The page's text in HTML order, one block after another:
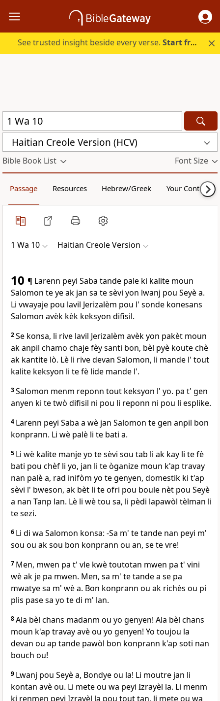
See trusted insight beside every verse.Start free.
Haitian Creole Version (HCV)
Bible Book List Font Size
Passage Resources Hebrew/Greek Your Content
1 Wa 10 Haitian Creole Version
10 ¶ Larenn peyi Saba tande pale ki kalite moun
Salomon te ye ak jan sa te sèvi yon lwanj pou Seyè a.
Li vwayaje pou lavil Jerizalèm pou l' sonde konesans
Salomon avèk kèk keksyon difisil.
2Se konsa, li rive lavil Jerizalèm avèk yon pakèt moun
ak anpil chamo chaje fèy santi bon, bèl pyè koute chè
ak kantite lò. Lè li rive devan Salomon, li mande l' tout
kalite keksyon li te fè lide mande l'.
3Salomon menm reponn tout keksyon l' yo. pa t' gen
anyen ki te twò difisil ni pou li reponn ni pou li esplike.
4 Larenn peyi Saba a wè jan Salomon te gen anpil bon
konprann. Li wè palè li te bati a.
5 Li wè kalite manje yo te sèvi sou tab li ak kay li te fè
bati pou chèf li yo, jan li te òganize moun k'ap travay
nan palè a, rad inifòm yo te genyen, domestik ki t'ap
sèvi l' bweson, ak bèt li te ofri pou boule nèt pou Seyè
a nan Tanp lan. Lè li wè tou sa, li pèdi lapawòl tèlman li
te sezi.
6 Li di wa Salomon konsa: -Sa m' te tande nan peyi m'
sou ou ak sou bon konprann ou an, se te vre!
7 Men, mwen pa t' vle kwè toutotan mwen pa t' vini
wè ak je pa mwen. Men, sa m' te tande a se pa
mwatye sa m' wè a. Bon konprann ou ak richès ou pi
plis pase sa yo te di m' lan.
8Ala bèl chans madanm ou yo genyen! Ala bèl chans
moun k'ap travay avè ou yo genyen! Yo toujou la
devan ou ap tande pawòl bon konprann k'ap soti nan
bouch ou!
9 Lwanj pou Seyè a, Bondye ou la! Li moutre jan li
kontan avè ou. Li mete ou wa peyi Izrayèl la. Li menm
ki renmen peyi Izrayèl la pou tout tan, li mete ou wa